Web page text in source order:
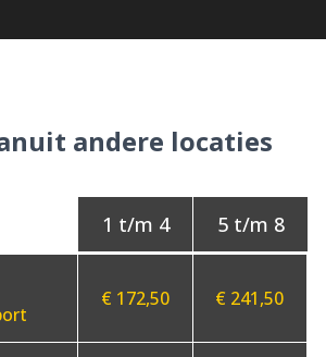
andere locaties
€ 172,50 € 241,50